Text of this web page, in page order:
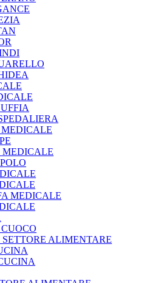
MEDICALE
MEDICALE
ALIMENTARE